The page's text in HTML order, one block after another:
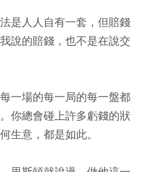
是人人自有一套，但賠錢
說的賠錢，也不是在說交
一場的每一局的每一盤都
你總會碰上許多虧錢的狀
生意，都是如此。